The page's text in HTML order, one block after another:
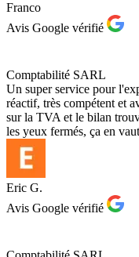
Franco
Avis Google vérifié
Comptabilité SARL
Un super service pour
réactif, très compétent et
sur la TVA et le bilan
les yeux fermés, ça en
Eric G.
Avis Google vérifié